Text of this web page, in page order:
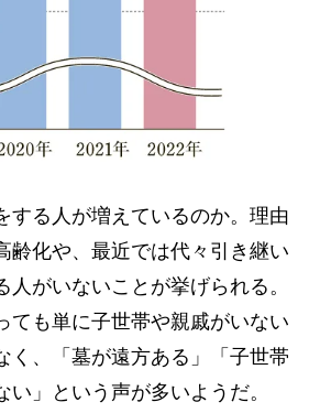
る人が増えているのか。理由
齢化や、最近では代々引き継い
人がいないことが挙げられる。
も単に子世帯や親戚がいない
く、「墓が遠方ある」「子世帯
い」という声が多いようだ。